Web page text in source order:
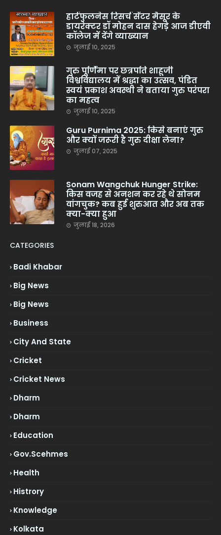
हार्टफुलनेस रिसर्च सेंटर मैसूर के
डायरेक्टर डॉ मोहन दास हेगड़े आज डीएवी
कॉलेज में देंगे व्याख्यान
जुलाई 10, 2025
गुरु पूर्णिमा पर छत्रपति शाहूजी
विश्वविद्यालय में श्रद्धा का उत्सव, पंडित
स्वयं प्रकाश अवस्थी ने बताया गुरु परंपरा
का महत्व
जुलाई 10, 2025
Guru Purnima 2025: किसे बनाएं गुरु
और क्यों जरूरी है गुरु दीक्षा लेना?
जुलाई 07, 2025
Sonam Wangchuk Hunger Strike:
किस वजह से अनशन कर रहे थे सोनम
वांगचुक? कब हुई शुरुआत और अब तक
क्या-क्या हुआ
जुलाई 18, 2026
CATEGORIES
Badi Khabar
Big News
Big News
Business
City And State
Cricket
Cricket News
Dharm
Dharm
Education
Gov.scehmes
Health
Histrory
Knowledge
Kolkata